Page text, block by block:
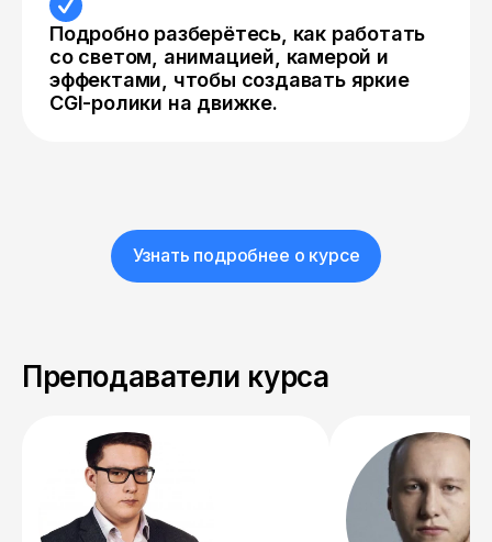
Подробно разберётесь, как работать
со светом, анимацией, камерой и
эффектами, чтобы создавать яркие
CGI-ролики на движке.
Узнать подробнее о курсе
Преподаватели курса